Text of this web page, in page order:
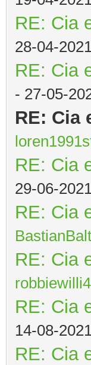
RE: Cia
28-04-
RE: Cia
- 27-05-
RE: Cia
RE: Cia
29-06-
RE: Cia
RE: Cia
RE: Cia
14-08-
RE: Cia